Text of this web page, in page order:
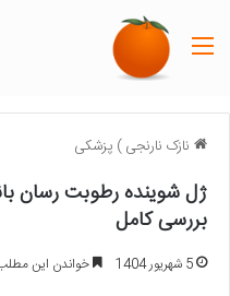
نازک نارنجی) پزشکی
ژل شوینده رطوبت رسان
بررسی کامل
5 شهریور 1404 خواندن این مطلب 14 دقیقه زمان